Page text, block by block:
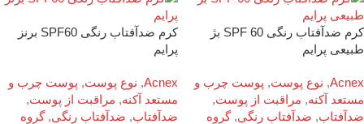
کرم ضدآفتاب رنگی SPF 60 بژ
طبیعی پرایم
Acnex
, نوع پوست, پوست چرب و
مستعد آکنه, مراقبت از پوست,
ضدآفتاب, ضدآفتاب رنگی, گروه
کرم ضدآفتاب رنگی SPF60 برنز
پرایم
Acnex
, نوع پوست, پوست چرب و
مستعد آکنه, مراقبت از پوست,
ضدآفتاب, ضدآفتاب رنگی, گروه